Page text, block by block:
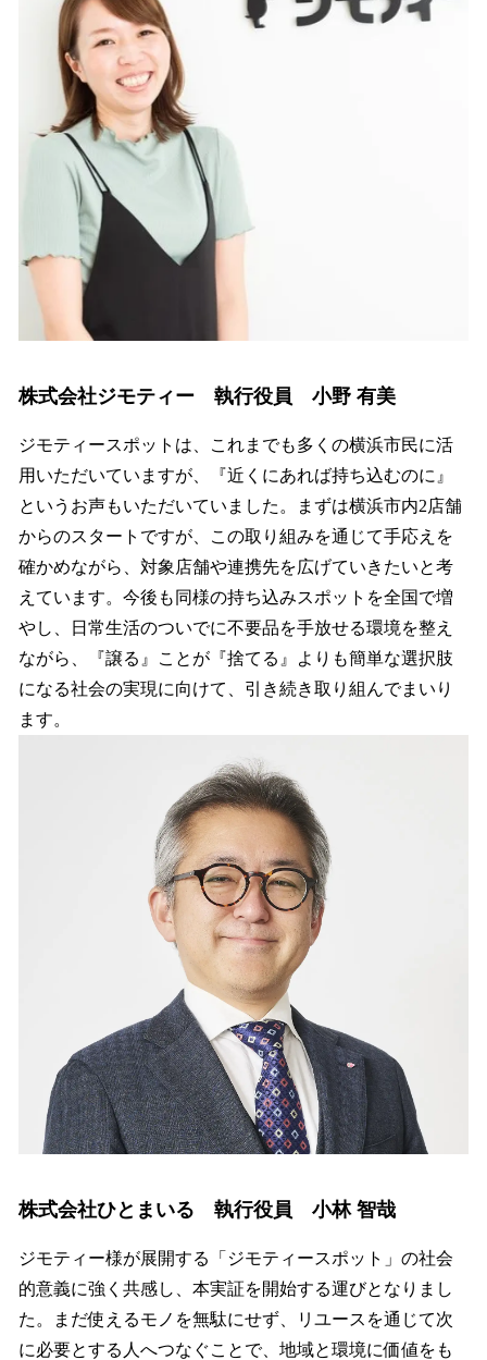
株式会社ジモティー 執行役員 小野 有美
ジモティースポットは、これまでも多くの横浜市民に活
用いただいていますが、『近くにあれば持ち込むのに』
というお声もいただいていました。まずは横浜市内2店舗
からのスタートですが、この取り組みを通じて手応えを
確かめながら、対象店舗や連携先を広げていきたいと考
えています。今後も同様の持ち込みスポットを全国で増
やし、日常生活のついでに不要品を手放せる環境を整え
ながら、『譲る』ことが『捨てる』よりも簡単な選択肢
になる社会の実現に向けて、引き続き取り組んでまいり
ます。
株式会社ひとまいる 執行役員 小林 智哉
ジモティー様が展開する「ジモティースポット」の社会
的意義に強く共感し、本実証を開始する運びとなりまし
た。まだ使えるモノを無駄にせず、リユースを通じて次
に必要とする人へつなぐことで、地域と環境に価値をも